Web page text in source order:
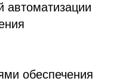
обеспечения